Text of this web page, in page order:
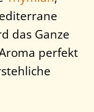
das Ganze
perfekt